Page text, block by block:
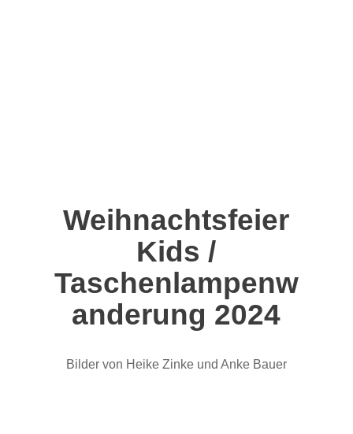
Weihnachtsfeier
Kids /
Taschenlampenw
anderung 2024
Bilder von Heike Zinke und Anke Bauer